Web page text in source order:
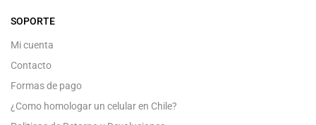
SOPORTE
Mi cuenta
Contacto
Formas de pago
¿Como homologar un celular en Chile?